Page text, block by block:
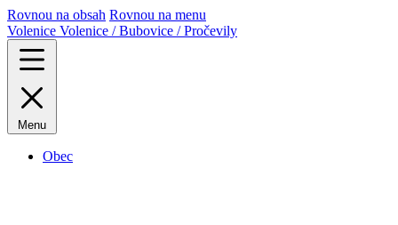
Rovnou na obsah Rovnou na menu
Volenice Volenice / Bubovice / Pročevily
Menu
Obec